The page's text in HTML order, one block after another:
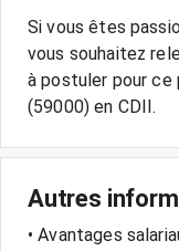
Si vous êtes
vous souhaitez
à postuler pour ce
Autres
• Avantages